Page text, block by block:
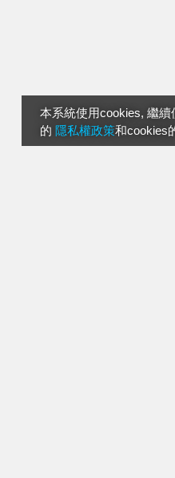
本系統使用cookies, 繼
的 隱私權政策和cookies